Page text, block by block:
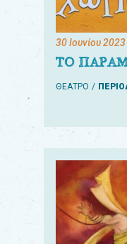
30 Ιουνίου 2023
ΤΟ
ΘΕΑΤΡΟ